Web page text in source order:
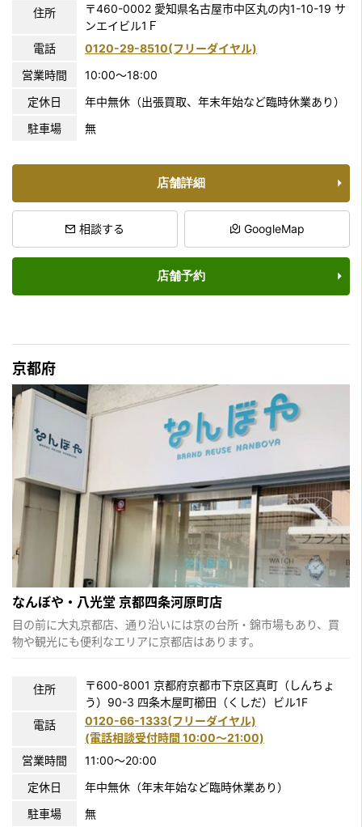
住所
〒460-0002 愛知県名古屋市中区丸の内1-10-19 サ
ンエイビル1Ｆ
電話
0120-29-8510(フリーダイヤル)
営業時間
10:00〜18:00
定休日
年中無休（出張買取、年末年始など臨時休業あり）
駐車場
無
店舗詳細
相談する GoogleMap
店舗予約
京都府
なんぼや・八光堂 京都四条河原町店
目の前に大丸京都店、通り沿いには京の台所・錦市場もあり、買
物や観光にも便利なエリアに京都店はあります。
住所
〒600-8001 京都府京都市下京区真町（しんちょ
う）90-3 四条木屋町櫛田（くしだ）ビル1F
電話
0120-66-1333(フリーダイヤル)
(電話相談受付時間 10:00〜21:00)
営業時間
11:00～20:00
定休日
年中無休（年末年始など臨時休業あり）
駐車場
無